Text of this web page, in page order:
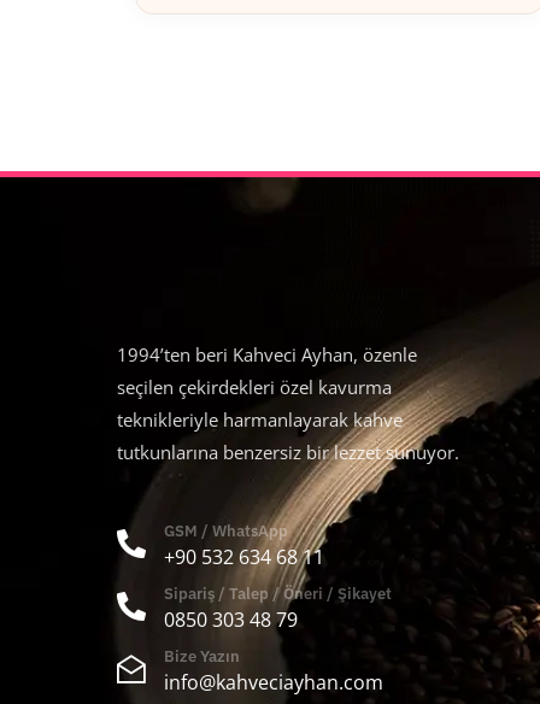
1994’ten beri Kahveci Ayhan, özenle
seçilen çekirdekleri özel kavurma
teknikleriyle harmanlayarak kahve
tutkunlarına benzersiz bir lezzet sunuyor.
GSM / WhatsApp
+90 532 634 68 11
Sipariş / Talep / Öneri / Şikayet
0850 303 48 79
Bize Yazın
info@kahveciayhan.com